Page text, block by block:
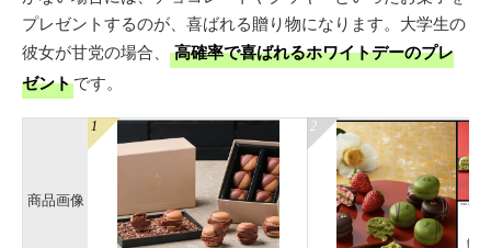
プレゼントするのが、喜ばれる贈り物になります。大学生の
彼女が甘党の場合、
高確率で喜ばれるホワイトデーのプレ
ゼントです。
商品画像